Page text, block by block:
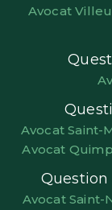
Avocat
Avocat Saint-
Avocat
Question
Avocat Saint-